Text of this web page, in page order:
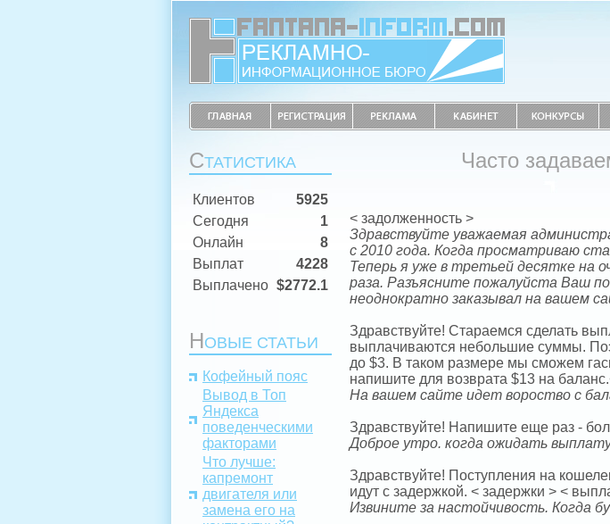
СТАТИСТИКА
Клиентов
5925
Сегодня
1
Онлайн
8
Выплат
4228
Выплачено $2772.1
НОВЫЕ СТАТЬИ
Кофейный пояс
Вывод в Топ
Яндекса
поведенческими
факторами
Что лучше:
капремонт
двигателя или
замена его на
Часто
< задолженность >
Здравствуйте уважаемая
с 2010 года. Когда просматриваю
Теперь я уже в третьей десятке на
раза. Разъясните пожалуйста Ваш
неоднократно заказывал на вашем
Здравствуйте! Стараемся сделать
выплачиваются небольшие суммы.
до $3. В таком размере мы сможем
напишите для возврата $13 на
На вашем сайте идет вороство с
Здравствуйте! Напишите еще раз -
Доброе утро. когда ожидать
Здравствуйте! Поступления на
идут с задержкой. < задержки > <
Извините за настойчивость. Когда